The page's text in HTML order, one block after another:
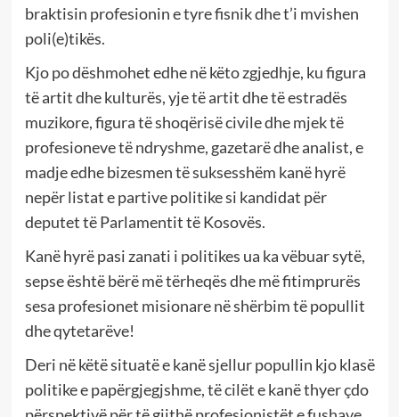
braktisin profesionin e tyre fisnik dhe t’i mvishen
poli(e)tikës.
Kjo po dëshmohet edhe në këto zgjedhje, ku figura
të artit dhe kulturës, yje të artit dhe të estradës
muzikore, figura të shoqërisë civile dhe mjek të
profesioneve të ndryshme, gazetarë dhe analist, e
madje edhe bizesmen të suksesshëm kanë hyrë
nepër listat e partive politike si kandidat për
deputet të Parlamentit të Kosovës.
Kanë hyrë pasi zanati i politikes ua ka vëbuar sytë,
sepse është bërë më tërheqës dhe më fitimprurës
sesa profesionet misionare në shërbim të popullit
dhe qytetarëve!
Deri në këtë situatë e kanë sjellur popullin kjo klasë
politike e papërgjegjshme, të cilët e kanë thyer çdo